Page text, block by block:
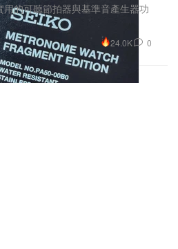
的可聽節拍器與基準音產生器功
24.0K 0